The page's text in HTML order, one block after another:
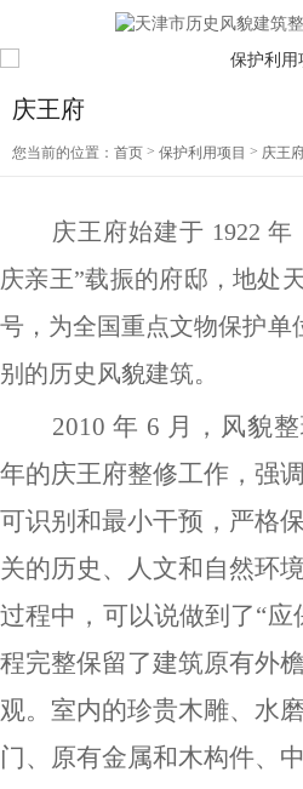
庆王府
您当前的位置： 首页 > 保护利用项目 > 庆王
庆王府始建于 1922
庆亲王”载振的府邸，地处
号，为全国重点文物保护单
别的历史风貌建筑。
2010 年 6 月，风貌
年的庆王府整修工作，强
可识别和最小干预，严格
关的历史、人文和自然环
过程中，可以说做到了“应
程完整保留了建筑原有外
观。室内的珍贵木雕、水
门、原有金属和木构件、